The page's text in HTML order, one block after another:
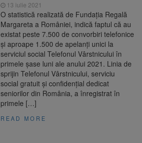
13 iulie 2021
O statistică realizată de Fundaţia Regală
Margareta a României, indică faptul că au
existat peste 7.500 de convorbiri telefonice
şi aproape 1.500 de apelanţi unici la
serviciul social Telefonul Vârstnicului în
primele şase luni ale anului 2021. Linia de
sprijin Telefonul Vârstnicului, serviciu
social gratuit şi confidenţial dedicat
seniorilor din România, a înregistrat în
primele […]
READ MORE